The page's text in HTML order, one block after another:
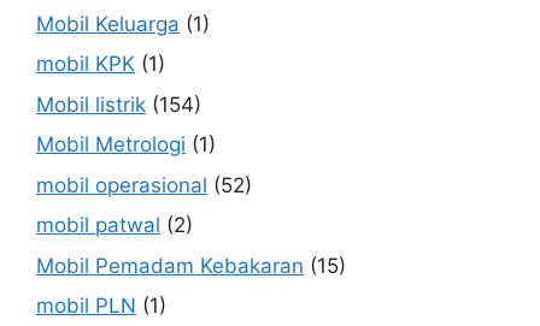
Mobil Keluarga (1)
mobil KPK (1)
Mobil listrik (154)
Mobil Metrologi (1)
mobil operasional (52)
mobil patwal (2)
Mobil Pemadam Kebakaran (15)
mobil PLN (1)